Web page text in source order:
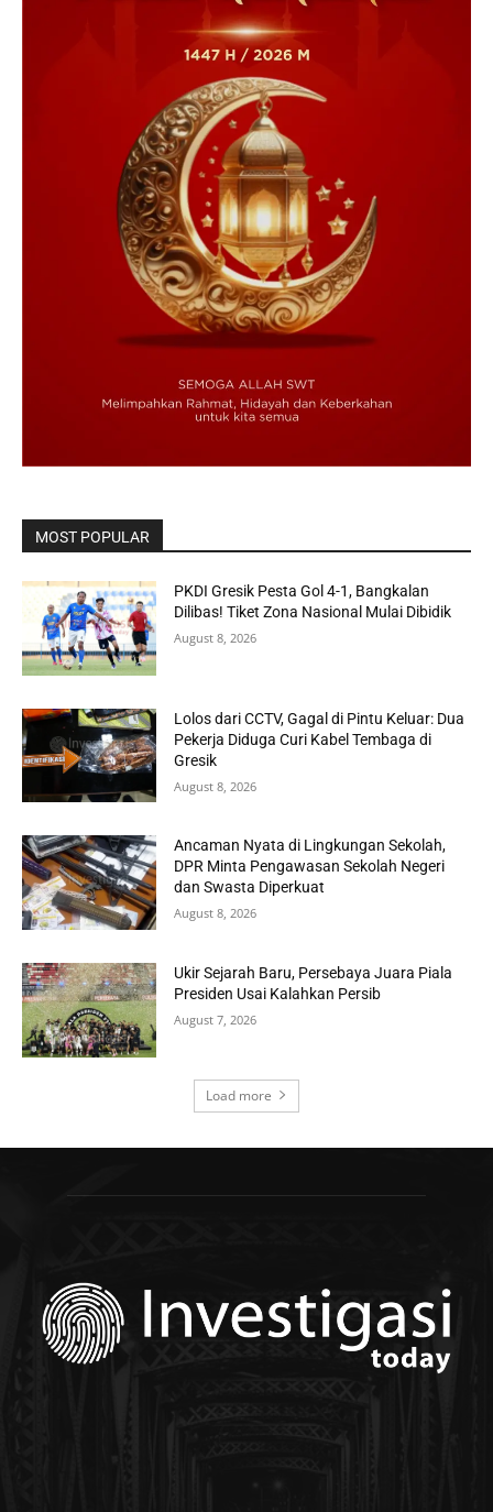
MOST POPULAR
PKDI Gresik Pesta Gol 4-1, Bangkalan
Dilibas! Tiket Zona Nasional Mulai Dibidik
August 8, 2026
Lolos dari CCTV, Gagal di Pintu Keluar: Dua
Pekerja Diduga Curi Kabel Tembaga di
Gresik
August 8, 2026
Ancaman Nyata di Lingkungan Sekolah,
DPR Minta Pengawasan Sekolah Negeri
dan Swasta Diperkuat
August 8, 2026
Ukir Sejarah Baru, Persebaya Juara Piala
Presiden Usai Kalahkan Persib
August 7, 2026
Load more